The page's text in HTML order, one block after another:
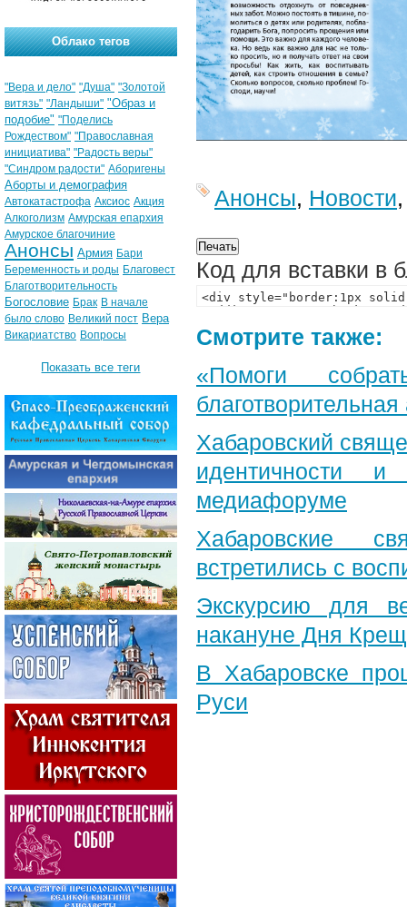
Анонсы, Новости
Код для вставки в
Смотрите также:
«Помоги
Хабаровский
идентичности
медиафоруме
Хабаровские
встретились с
Экскурсию для
накануне Дня
В Хабаровске
Руси
Облако тегов
"Вера и дело" "Душа" "Золотой
витязь" "Ландыши" "Образ и
подобие" "Поделись
Рождеством" "Православная
инициатива" "Радость веры"
"Синдром радости" Аборигены
Аборты и демография
Автокатастрофа Аксиос Акция
Алкоголизм Амурская епархия
Амурское благочиние
Анонсы Армия Бари
Беременность и роды Благовест
Благотворительность
Богословие Брак В начале
было слово Великий пост Вера
Викариатство Вопросы
Показать все теги